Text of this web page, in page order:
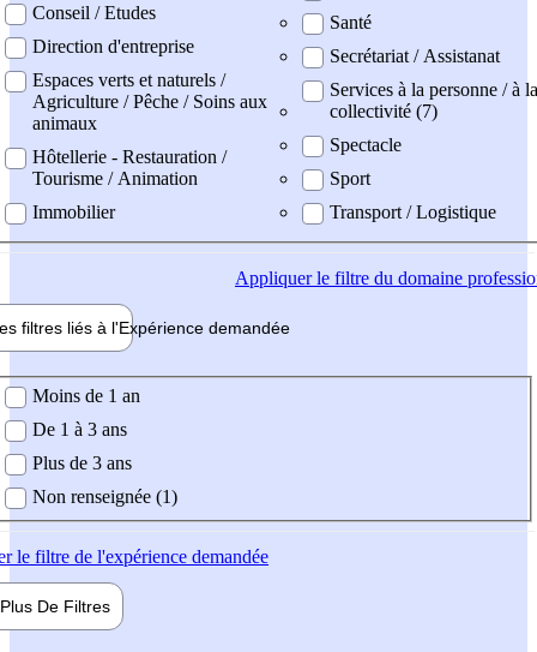
Conseil / Etudes
Direction d'entreprise
Espaces verts et naturels /
Agriculture / Pêche / Soins aux
animaux
Hôtellerie - Restauration /
Tourisme / Animation
Immobilier
Santé
Secrétariat / Assistanat
Services à la personne / à la
collectivité (7)
Spectacle
Sport
Transport / Logistique
Appliquerle filtre du domaine
filtres liés à l'Expérience demandée
demandée
Moins de 1 an
De 1 à 3 ans
Plus de 3 ans
Non renseignée (1)
le filtre de l'expérience demandée
Plus De Filtres